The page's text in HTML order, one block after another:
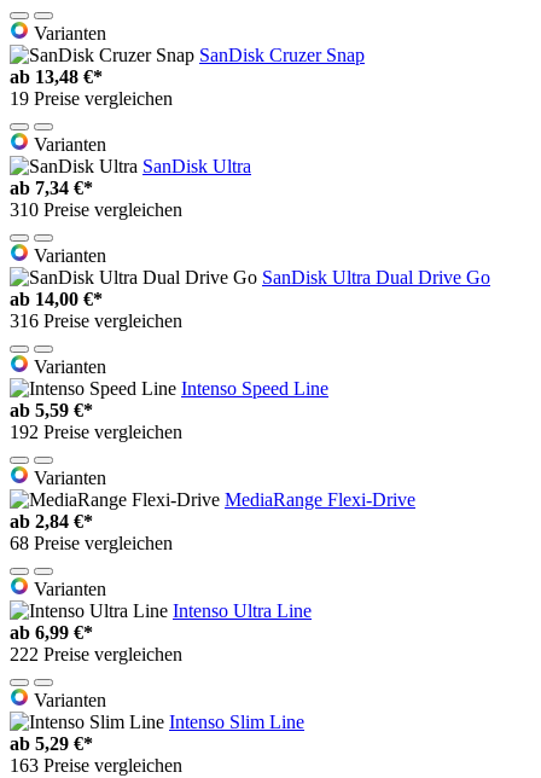
Varianten
SanDisk Cruzer Snap
ab 13,48 €*
19 Preise vergleichen
Varianten
SanDisk Ultra
ab 7,34 €*
310 Preise vergleichen
Varianten
SanDisk Ultra Dual Drive Go
ab 14,00 €*
316 Preise vergleichen
Varianten
Intenso Speed Line
ab 5,59 €*
192 Preise vergleichen
Varianten
MediaRange Flexi-Drive
ab 2,84 €*
68 Preise vergleichen
Varianten
Intenso Ultra Line
ab 6,99 €*
222 Preise vergleichen
Varianten
Intenso Slim Line
ab 5,29 €*
163 Preise vergleichen